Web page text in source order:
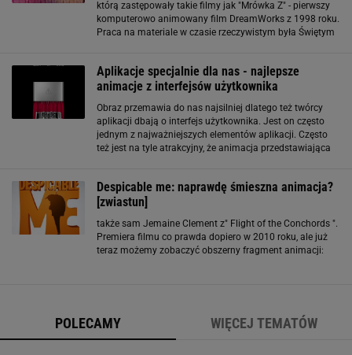
którą zastępowały takie filmy jak "Mrówka Z" - pierwszy
komputerowo animowany film DreamWorks z 1998 roku.
Praca na materiale w czasie rzeczywistym była Świętym
Aplikacje specjalnie dla nas - najlepsze
animacje z interfejsów użytkownika
Obraz przemawia do nas najsilniej dlatego też twórcy
aplikacji dbają o interfejs użytkownika. Jest on często
jednym z najważniejszych elementów aplikacji. Często
też jest na tyle atrakcyjny, że animacja przedstawiająca
Despicable me: naprawdę śmieszna animacja?
[zwiastun]
także sam Jemaine Clement z" Flight of the Conchords ".
Premiera filmu co prawda dopiero w 2010 roku, ale już
teraz możemy zobaczyć obszerny fragment animacji:
POLECAMY WIĘCEJ TEMATÓW